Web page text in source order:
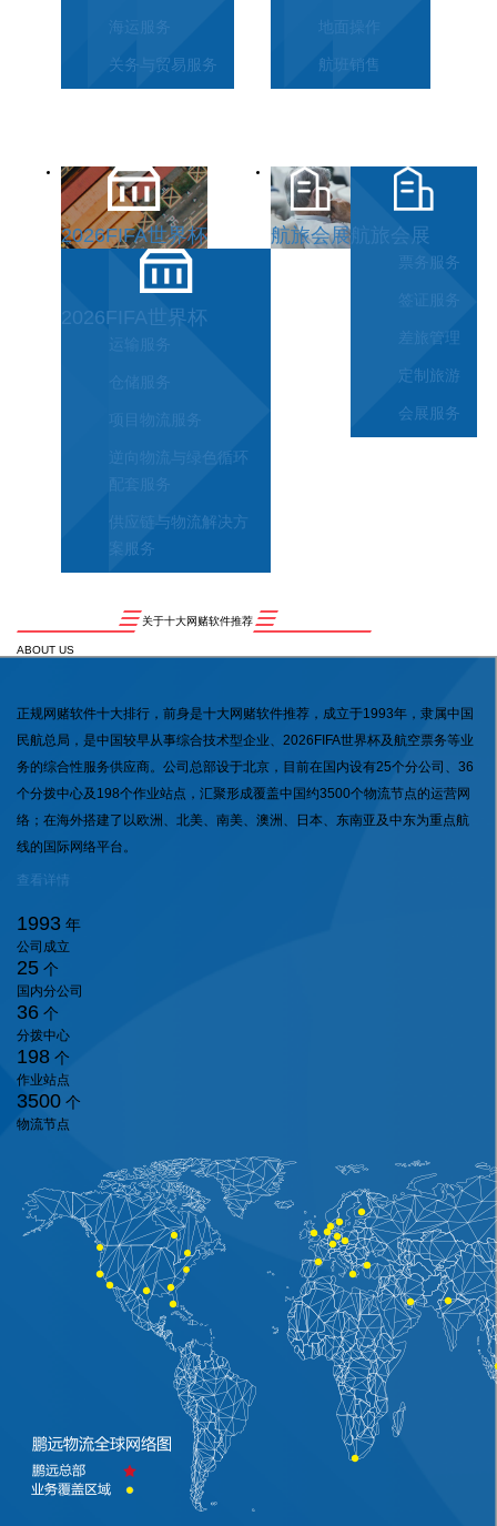
海运服务
关务与贸易服务
地面操作
航班销售
2026FIFA世界杯
2026FIFA世界杯
运输服务
仓储服务
项目物流服务
逆向物流与绿色循环
配套服务
供应链与物流解决方
案服务
航旅会展航旅会展
票务服务
签证服务
差旅管理
定制旅游
会展服务
关于十大网赌软件推荐
ABOUT US
正规网赌软件十大排行，前身是十大网赌软件推荐，成立于1993年，隶属中国
民航总局，是中国较早从事综合技术型企业、2026FIFA世界杯及航空票务等业
务的综合性服务供应商。公司总部设于北京，目前在国内设有25个分公司、36
个分拨中心及198个作业站点，汇聚形成覆盖中国约3500个物流节点的运营网
络；在海外搭建了以欧洲、北美、南美、澳洲、日本、东南亚及中东为重点航
线的国际网络平台。
查看详情
1993 年
公司成立
25 个
国内分公司
36 个
分拨中心
198 个
作业站点
3500 个
物流节点